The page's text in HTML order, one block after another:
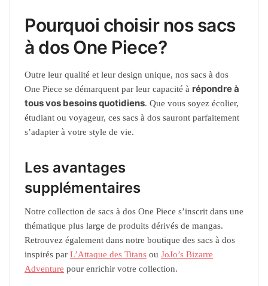
Pourquoi choisir nos sacs
à dos One Piece?
Outre leur qualité et leur design unique, nos sacs à dos
One Piece se démarquent par leur capacité à répondre à
tous vos besoins quotidiens. Que vous soyez écolier,
étudiant ou voyageur, ces sacs à dos sauront parfaitement
s’adapter à votre style de vie.
Les avantages
supplémentaires
Notre collection de sacs à dos One Piece s’inscrit dans une
thématique plus large de produits dérivés de mangas.
Retrouvez également dans notre boutique des sacs à dos
inspirés par L’Attaque des Titans ou JoJo’s Bizarre
Adventure pour enrichir votre collection.